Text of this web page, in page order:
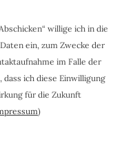
willige ich in die
ein, zum Zwecke der
im Falle der
ich diese Einwilligung
für die Zukunft
)